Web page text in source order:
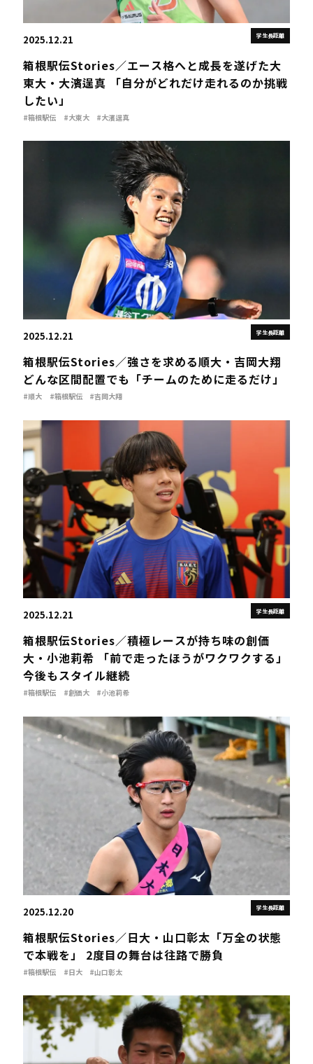
学生長距離
2025.12.21
箱根駅伝Stories／エース格へと成長を遂げた大
東大・大濱逞真 「自分がどれだけ走れるのか挑戦
したい」
#箱根駅伝 #大東大 #大濱逞真
学生長距離
2025.12.21
箱根駅伝Stories／強さを求める順大・吉岡大翔
どんな区間配置でも「チームのために走るだけ」
#順大 #箱根駅伝 #吉岡大翔
学生長距離
2025.12.21
箱根駅伝Stories／積極レースが持ち味の創価
大・小池莉希 「前で走ったほうがワクワクする」
今後もスタイル継続
#箱根駅伝 #創価大 #小池莉希
学生長距離
2025.12.20
箱根駅伝Stories／日大・山口彰太「万全の状態
で本戦を」 2度目の舞台は往路で勝負
#箱根駅伝 #日大 #山口彰太